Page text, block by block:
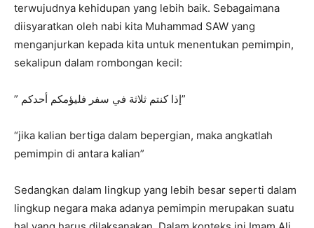
terwujudnya kehidupan yang lebih baik. Sebagaimana
diisyaratkan oleh nabi kita Muhammad SAW yang
menganjurkan kepada kita untuk menentukan pemimpin,
sekalipun dalam rombongan kecil:
” إذا كنتم ثلاثة في سفر فليؤمكم أحدكم”
“jika kalian bertiga dalam bepergian, maka angkatlah
pemimpin di antara kalian”
Sedangkan dalam lingkup yang lebih besar seperti dalam
lingkup negara maka adanya pemimpin merupakan suatu